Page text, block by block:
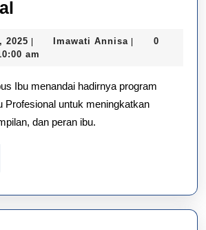
Kampus
sebagai
Program
Inovasi
2025 November
2,
| Imawati Annisa Imawati
|
0
am
Ibu menandai hadirnya program
Profesional untuk meningkatkan
dan peran ibu.